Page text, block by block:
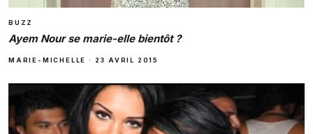
BUZZ
Ayem Nour se marie-elle bientôt ?
MARIE-MICHELLE · 23 AVRIL 2015